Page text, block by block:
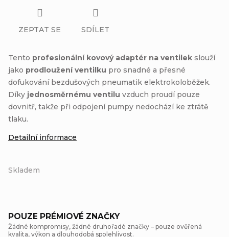
Skladem
Tento profesionální kovový adaptér na ventilek slouží
jako prodloužení ventilku pro snadné a přesné
dofukování bezdušových pneumatik elektrokoloběžek.
Díky jednosměrnému ventilu vzduch proudí pouze
dovnitř, takže při odpojení pumpy nedochází ke ztrátě
tlaku.
Detailní informace
ZEPTAT SE SDÍLET
POUZE PRÉMIOVÉ ZNAČKY
Žádné kompromisy, žádné druhořadé značky – pouze ověřená
kvalita, výkon a dlouhodobá spolehlivost.